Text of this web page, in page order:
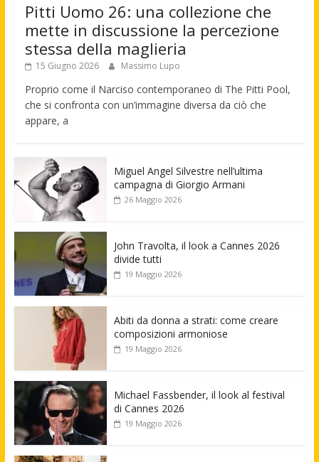
Pitti Uomo 26: una collezione che
mette in discussione la percezione
stessa della maglieria
15 Giugno 2026 Massimo Lupo
Proprio come il Narciso contemporaneo di The Pitti Pool,
che si confronta con un’immagine diversa da ciò che
appare, a
Miguel Angel Silvestre nell’ultima
campagna di Giorgio Armani
26 Maggio 2026
John Travolta, il look a Cannes 2026
divide tutti
19 Maggio 2026
Abiti da donna a strati: come creare
composizioni armoniose
19 Maggio 2026
Michael Fassbender, il look al festival
di Cannes 2026
19 Maggio 2026